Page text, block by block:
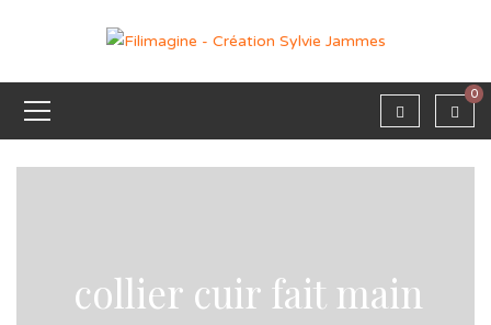
0
collier cuir fait main